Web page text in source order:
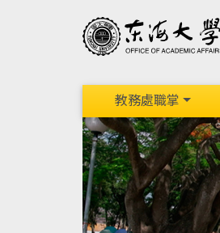
教務處職掌